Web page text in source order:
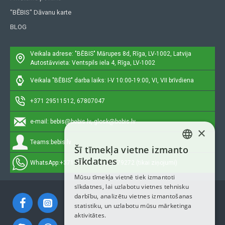
"BĒBIS" Dāvanu karte
BLOG
Veikala adrese: "BĒBIS" Mārupes 8d, Rīga, LV-1002, Latvija
Autostāvvieta: Ventspils iela 4, Rīga, LV-1002
Veikala "BĒBIS" darba laiks: I-V 10:00-19:00, VI, VII brīvdiena
+371 29511512, 67807047
e-mail: bebis@bebis.lv, glosk@bebis.lv
Teams: bebis.lv
WhatsApp:+371 29511512, 20579272 (tikai ziņojumi)
LATVIAN
ENGLISH
×
Šī tīmekļa vietne izmanto
sīkdatnes
Mūsu tīmekļa vietnē tiek izmantoti
sīkdatnes, lai uzlabotu vietnes tehnisku
darbību, analizētu vietnes izmantošanas
statistiku, un uzlabotu mūsu mārketinga
aktivitātes.